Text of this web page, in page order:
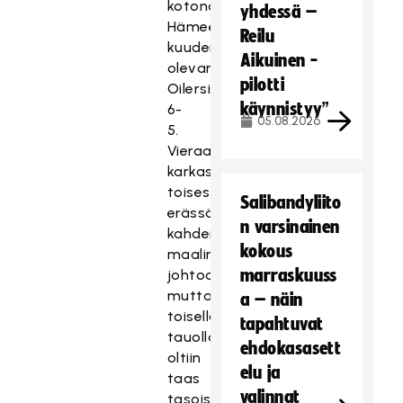
kotonaan
Hämeenlinnassa
kuudentena
olevan
Oilersin
6-
5.
Vieraat
karkasivat
toisessa
erässä
kahden
maalin
johtoon,
mutta
toisella
tauolla
oltiin
taas
tasoissa.
yhdessä –
Reilu
Aikuinen -
pilotti
käynnistyy”
05.08.2026
Salibandyliito
n varsinainen
kokous
marraskuuss
a – näin
tapahtuvat
ehdokasasett
elu ja
valinnat